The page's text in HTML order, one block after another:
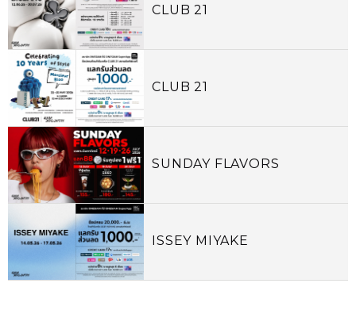
CLUB 21
CLUB 21
SUNDAY FLAVORS
ISSEY MIYAKE